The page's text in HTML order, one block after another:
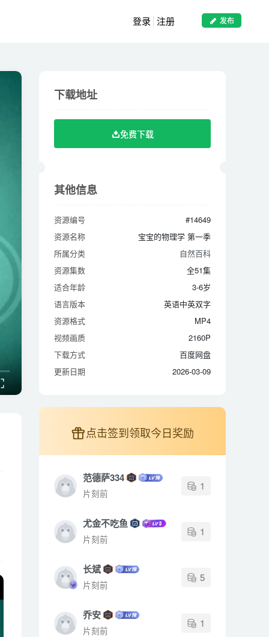
发布
登录 注册
免费下载
资源名称
宝宝的物理学 第一季
所属分类
自然百科
资源集数
全51集
适合年龄
3-6岁
语言版本
英语中英双字
资源格式
MP4
视频画质
2160P
下载方式
百度网盘
更新日期
2026-03-09
下载地址
免费下载
其他信息
资源编号
#14649
资源名称
宝宝的物理学 第一季
所属分类
自然百科
资源集数
全51集
适合年龄
3-6岁
语言版本
英语中英双字
资源格式
MP4
视频画质
2160P
下载方式
百度网盘
更新日期
2026-03-09
点击签到领取今日奖励
范德萨334
片刻前
1
尤金不吃鱼
片刻前
1
长斌
片刻前
5
乔安
片刻前
1